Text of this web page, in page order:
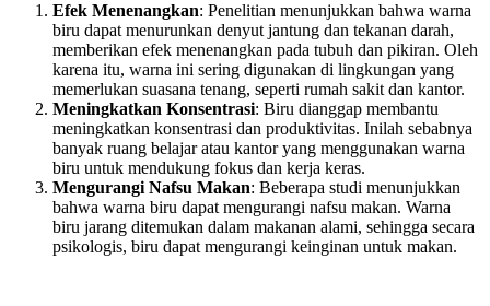
Efek Menenangkan: Penelitian menunjukkan bahwa warna
biru dapat menurunkan denyut jantung dan tekanan darah,
memberikan efek menenangkan pada tubuh dan pikiran. Oleh
karena itu, warna ini sering digunakan di lingkungan yang
memerlukan suasana tenang, seperti rumah sakit dan kantor.
Meningkatkan Konsentrasi: Biru dianggap membantu
meningkatkan konsentrasi dan produktivitas. Inilah sebabnya
banyak ruang belajar atau kantor yang menggunakan warna
biru untuk mendukung fokus dan kerja keras.
Mengurangi Nafsu Makan: Beberapa studi menunjukkan
bahwa warna biru dapat mengurangi nafsu makan. Warna
biru jarang ditemukan dalam makanan alami, sehingga secara
psikologis, biru dapat mengurangi keinginan untuk makan.